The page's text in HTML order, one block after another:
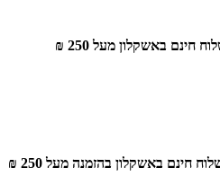
באשקלון מעל 250 ₪
באשקלון בהזמנה מעל 250 ₪